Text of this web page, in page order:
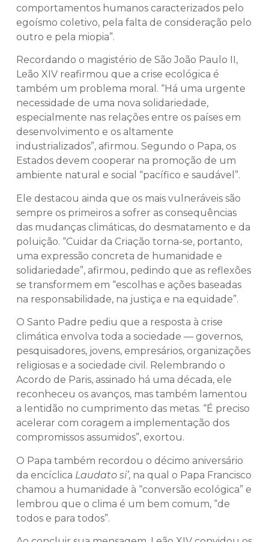
comportamentos humanos caracterizados pelo
egoísmo coletivo, pela falta de consideração pelo
outro e pela miopia”.
Recordando o magistério de São João Paulo II,
Leão XIV reafirmou que a crise ecológica é
também um problema moral. “Há uma urgente
necessidade de uma nova solidariedade,
especialmente nas relações entre os países em
desenvolvimento e os altamente
industrializados”, afirmou. Segundo o Papa, os
Estados devem cooperar na promoção de um
ambiente natural e social “pacífico e saudável”.
Ele destacou ainda que os mais vulneráveis são
sempre os primeiros a sofrer as consequências
das mudanças climáticas, do desmatamento e da
poluição. “Cuidar da Criação torna-se, portanto,
uma expressão concreta de humanidade e
solidariedade”, afirmou, pedindo que as reflexões
se transformem em “escolhas e ações baseadas
na responsabilidade, na justiça e na equidade”.
O Santo Padre pediu que a resposta à crise
climática envolva toda a sociedade — governos,
pesquisadores, jovens, empresários, organizações
religiosas e a sociedade civil. Relembrando o
Acordo de Paris, assinado há uma década, ele
reconheceu os avanços, mas também lamentou
a lentidão no cumprimento das metas. “É preciso
acelerar com coragem a implementação dos
compromissos assumidos”, exortou.
O Papa também recordou o décimo aniversário
da encíclica Laudato si’, na qual o Papa Francisco
chamou a humanidade à “conversão ecológica” e
lembrou que o clima é um bem comum, “de
todos e para todos”.